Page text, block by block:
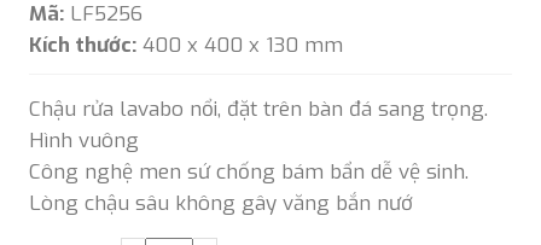
Mã: LF5256
Kích thước: 400 x 400 x 130 mm
Chậu rửa lavabo nổi, đặt trên bàn đá sang trọng.
Hình vuông
Công nghệ men sứ chống bám bẩn dễ vệ sinh.
Lòng chậu sâu không gây văng bắn nướ